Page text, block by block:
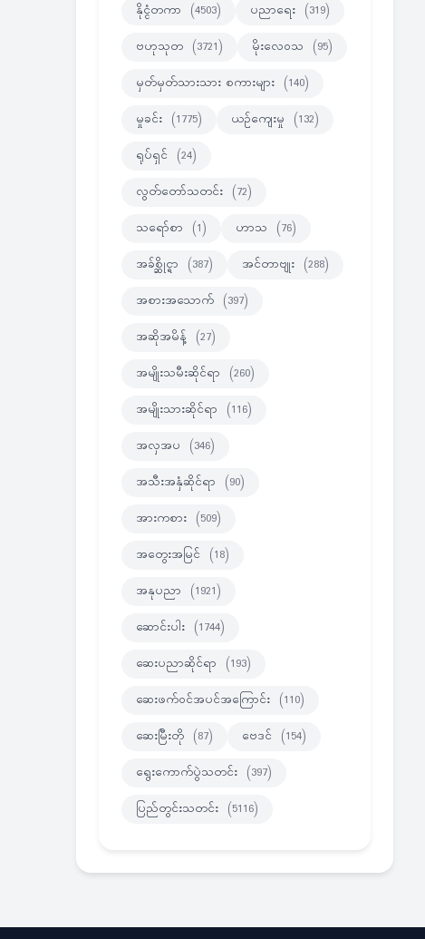
နိုင္ငံတကာ (4503) ပညာရေး (319)
ဗဟုသုတ (3721) မိုးလေဝသ (95)
မှတ်မှတ်သားသား စကားများ (140)
မှုခင်း (1775) ယဉ်ကျေးမှု (132)
ရုပ်ရှင် (24)
လွတ်တော်သတင်း (72)
သရော်စာ (1) ဟာသ (76)
အခ်စ္ဆိုင္ရာ (387) အင်တာဗျုး (288)
အစားအသောက် (397)
အဆိုအမိန့် (27)
အမျိုးသမီးဆိုင်ရာ (260)
အမျိုးသားဆိုင်ရာ (116)
အလှအပ (346)
အသီးအနှံဆိုင်ရာ (90)
အားကစား (509)
အတွေးအမြင် (18)
အနုပညာ (1921)
ဆောင်းပါး (1744)
ဆေးပညာဆိုင်ရာ (193)
ဆေးဖက်ဝင်အပင်အကြောင်း (110)
ဆေးမြီးတို (87) ဗေဒင် (154)
ရွေးကောက်ပွဲသတင်း (397)
ပြည်တွင်းသတင်း (5116)